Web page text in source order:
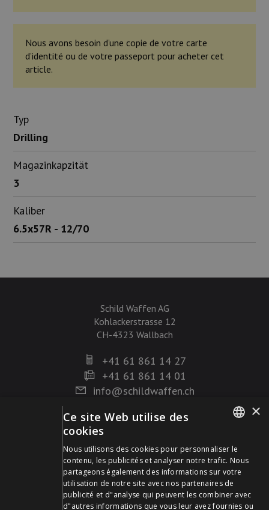
Nous avons besoin d’une copie de votre carte
d’identité ou de votre passeport pour acheter cet
article.
Typ
Drilling
Magazinkapzität
3
Kaliber
6.5x57R - 12/70
Schild Waffen AG
Kohlackerstrasse 12
CH-4323 Wallbach
+41 61 861 14 27
+41 61 861 14 01
info@schildwaffen.ch
Mode de paiement
Visitez-nous sur les médias sociaux et restez à jour !
FRENCH
×
Ce site Web utilise des
cookies
Nous utilisons des cookies pour personnaliser le
contenu, les publicités et analyser notre trafic. Nous
partageons également des informations sur votre
utilisation de notre site avec nos partenaires de
publicité et d"analyse qui peuvent les combiner avec
d"autres informations que vous leur avez fournies ou